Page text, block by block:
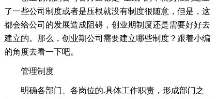
了一些公司制度或者是压根就没有制度很随意，但是，这
都会给公司的发展造成阻碍，创业期制度还是需要好好去
建立的。那么，创业期公司需要建立哪些制度？跟着小编
的角度去看一下吧。
管理制度
明确各部门、各岗位的.具体工作职责，形成部门之